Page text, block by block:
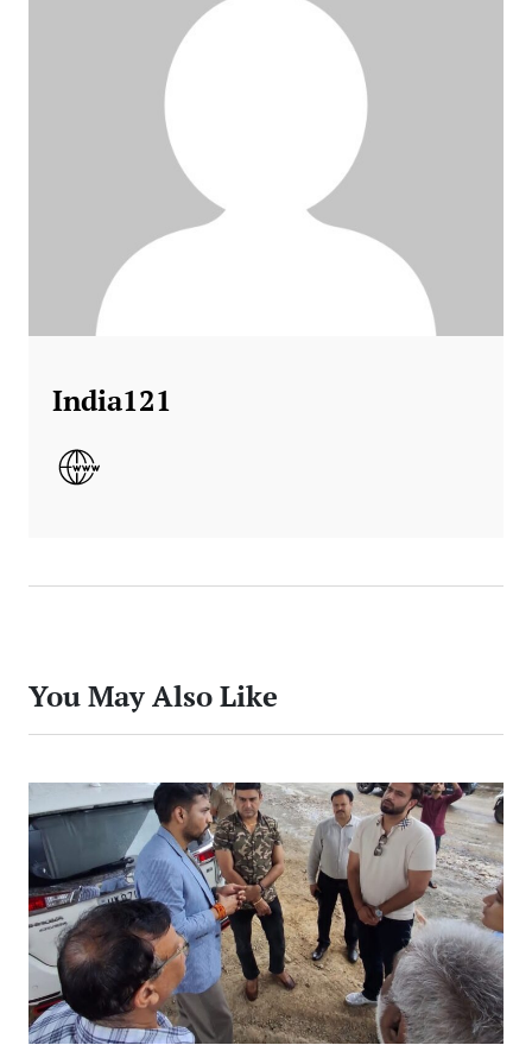
India121
You May Also Like